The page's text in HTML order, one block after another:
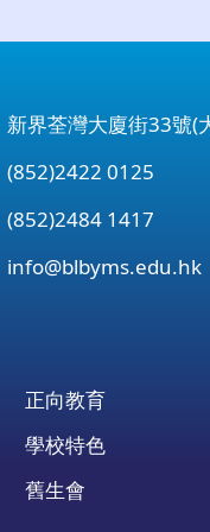
新界荃灣大廈街33號(
(852)2422 0125
(852)2484 1417
info@blbyms.edu.hk
正向教育
學校特色
舊生會